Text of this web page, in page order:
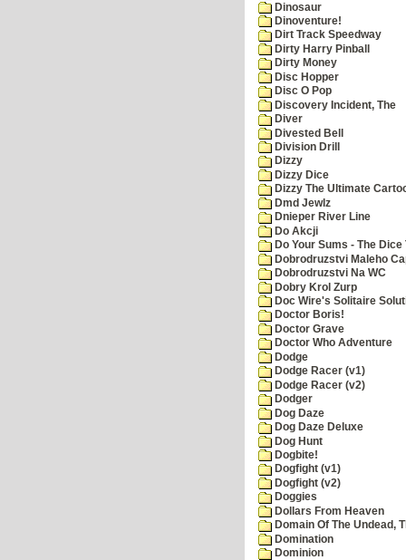
Dinosaur
Dinoventure!
Dirt Track Speedway
Dirty Harry Pinball
Dirty Money
Disc Hopper
Disc O Pop
Discovery Incident, The
Diver
Divested Bell
Division Drill
Dizzy
Dizzy Dice
Dizzy The Ultimate
Dmd Jewlz
Dnieper River Line
Do Akcji
Do Your Sums - The
Dobrodruzstvi Maleho
Dobrodruzstvi Na WC
Dobry Krol Zurp
Doc Wire's Solitaire
Doctor Boris!
Doctor Grave
Doctor Who Adventure
Dodge
Dodge Racer (v1)
Dodge Racer (v2)
Dodger
Dog Daze
Dog Daze Deluxe
Dog Hunt
Dogbite!
Dogfight (v1)
Dogfight (v2)
Doggies
Dollars From Heaven
Domain Of The Undead,
Domination
Dominion